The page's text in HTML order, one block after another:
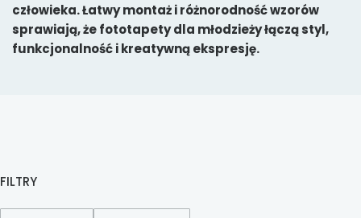
człowieka. Łatwy montaż i różnorodność wzorów
sprawiają, że fototapety dla młodzieży łączą styl,
funkcjonalność i kreatywną ekspresję.
FILTRY